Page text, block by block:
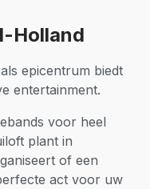
Holland
epicentrum biedt
entertainment.
voor heel
plant in
of een
act voor uw